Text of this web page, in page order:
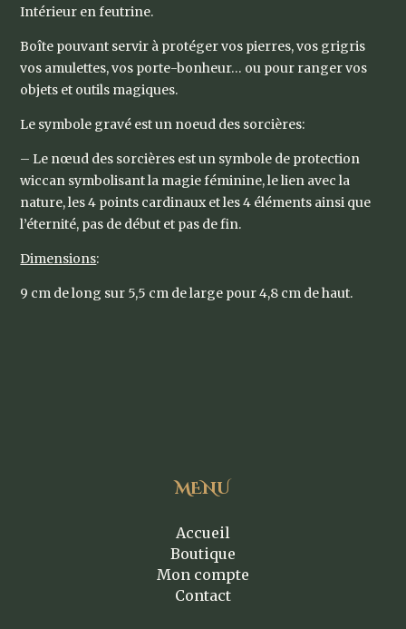
Intérieur en feutrine.
Boîte pouvant servir à protéger vos pierres, vos grigris
vos amulettes, vos porte-bonheur… ou pour ranger vos
objets et outils magiques.
Le symbole gravé est un noeud des sorcières:
– Le nœud des sorcières est un symbole de protection
wiccan symbolisant la magie féminine, le lien avec la
nature, les 4 points cardinaux et les 4 éléments ainsi que
l’éternité, pas de début et pas de fin.
Dimensions:
9 cm de long sur 5,5 cm de large pour 4,8 cm de haut.
MENU
Accueil
Boutique
Mon compte
Contact